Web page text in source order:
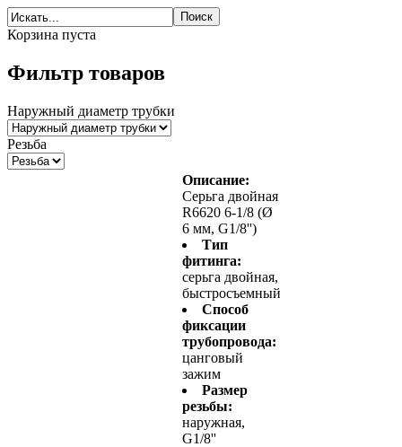
Корзина пуста
Фильтр товаров
Наружный диаметр трубки
Резьба
Описание:
Серьга двойная
R6620 6-1/8 (Ø
6 мм, G1/8'')
Тип
фитинга:
серьга двойная,
быстросъемный
Способ
фиксации
трубопровода:
цанговый
зажим
Размер
резьбы:
наружная,
G1/8''